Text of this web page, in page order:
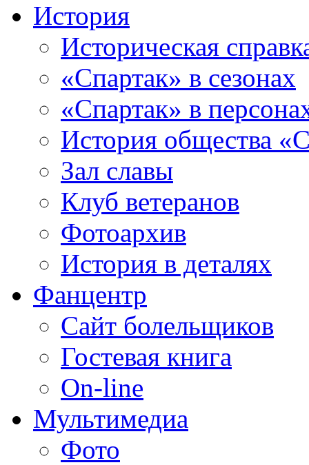
История
Историческая
«Спартак» в сезонах
«Спартак» в
История общества
Зал славы
Клуб ветеранов
Фотоархив
История в деталях
Фанцентр
Сайт болельщиков
Гостевая книга
On-line
Мультимедиа
Фото